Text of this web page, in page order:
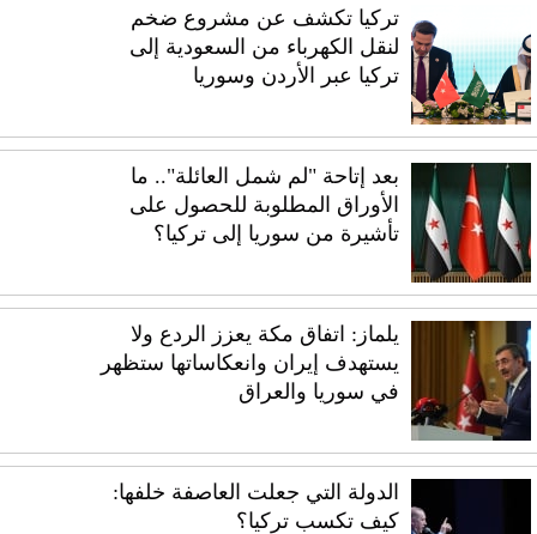
تركيا تكشف عن مشروع ضخم
لنقل الكهرباء من السعودية إلى
تركيا عبر الأردن وسوريا
بعد إتاحة "لم شمل العائلة".. ما
الأوراق المطلوبة للحصول على
تأشيرة من سوريا إلى تركيا؟
يلماز: اتفاق مكة يعزز الردع ولا
يستهدف إيران وانعكاساتها ستظهر
في سوريا والعراق
الدولة التي جعلت العاصفة خلفها:
كيف تكسب تركيا؟